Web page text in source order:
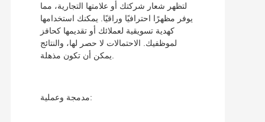
لتظهر شعار شركتك أو علامتها التجارية، مما
يوفر مظهرًا احترافيًا وراقيًا. يمكنك استخدامها
كهدية تسويقية لعملائك أو تقديمها كحافز
لموظفيك. الاحتمالات لا حصر لها، والنتائج
مدمجة وعملية: